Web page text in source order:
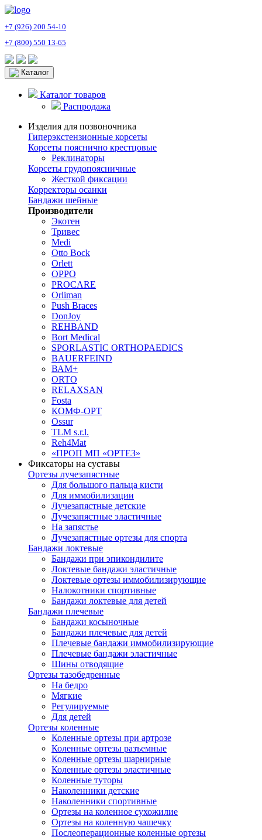
+7 (926) 200 54-10
+7 (800) 550 13-65
Каталог
Каталог товаров
Распродажа
Изделия для позвоночника
Гиперэкстензионные корсеты
Корсеты пояснично крестцовые
Реклинаторы
Корсеты грудопоясничные
Жесткой фиксации
Корректоры осанки
Бандажи шейные
Производители
Экотен
Тривес
Medi
Otto Bock
Orlett
OPPO
PROCARE
Orliman
Push Braces
DonJoy
REHBAND
Bort Medical
SPORLASTIC ORTHOPAEDICS
BAUERFEIND
ВАМ+
ORTO
RELAXSAN
Fosta
КОМФ-ОРТ
Ossur
TLM s.r.l.
Reh4Mat
«ПРОП МП «ОРТЕЗ»
Фиксаторы на суставы
Ортезы лучезапястные
Для большого пальца кисти
Для иммобилизации
Лучезапястные детские
Лучезапястные эластичные
На запястье
Лучезапястные ортезы для спорта
Бандажи локтевые
Бандажи при эпикондилите
Локтевые бандажи эластичные
Локтевые ортезы иммобилизирующие
Налокотники спортивные
Бандажи локтевые для детей
Бандажи плечевые
Бандажи косыночные
Бандажи плечевые для детей
Плечевые бандажи иммобилизирующие
Плечевые бандажи эластичные
Шины отводящие
Ортезы тазобедренные
На бедро
Мягкие
Регулируемые
Для детей
Ортезы коленные
Коленные ортезы при артрозе
Коленные ортезы разъемные
Коленные ортезы шарнирные
Коленные ортезы эластичные
Коленные туторы
Наколенники детские
Наколенники спортивные
Ортезы на коленное сухожилие
Ортезы на коленную чашечку
Послеоперационные коленные ортезы